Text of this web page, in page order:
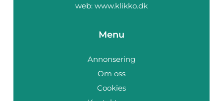
web: www.klikko.dk
Menu
Annonsering
Om oss
Cookies